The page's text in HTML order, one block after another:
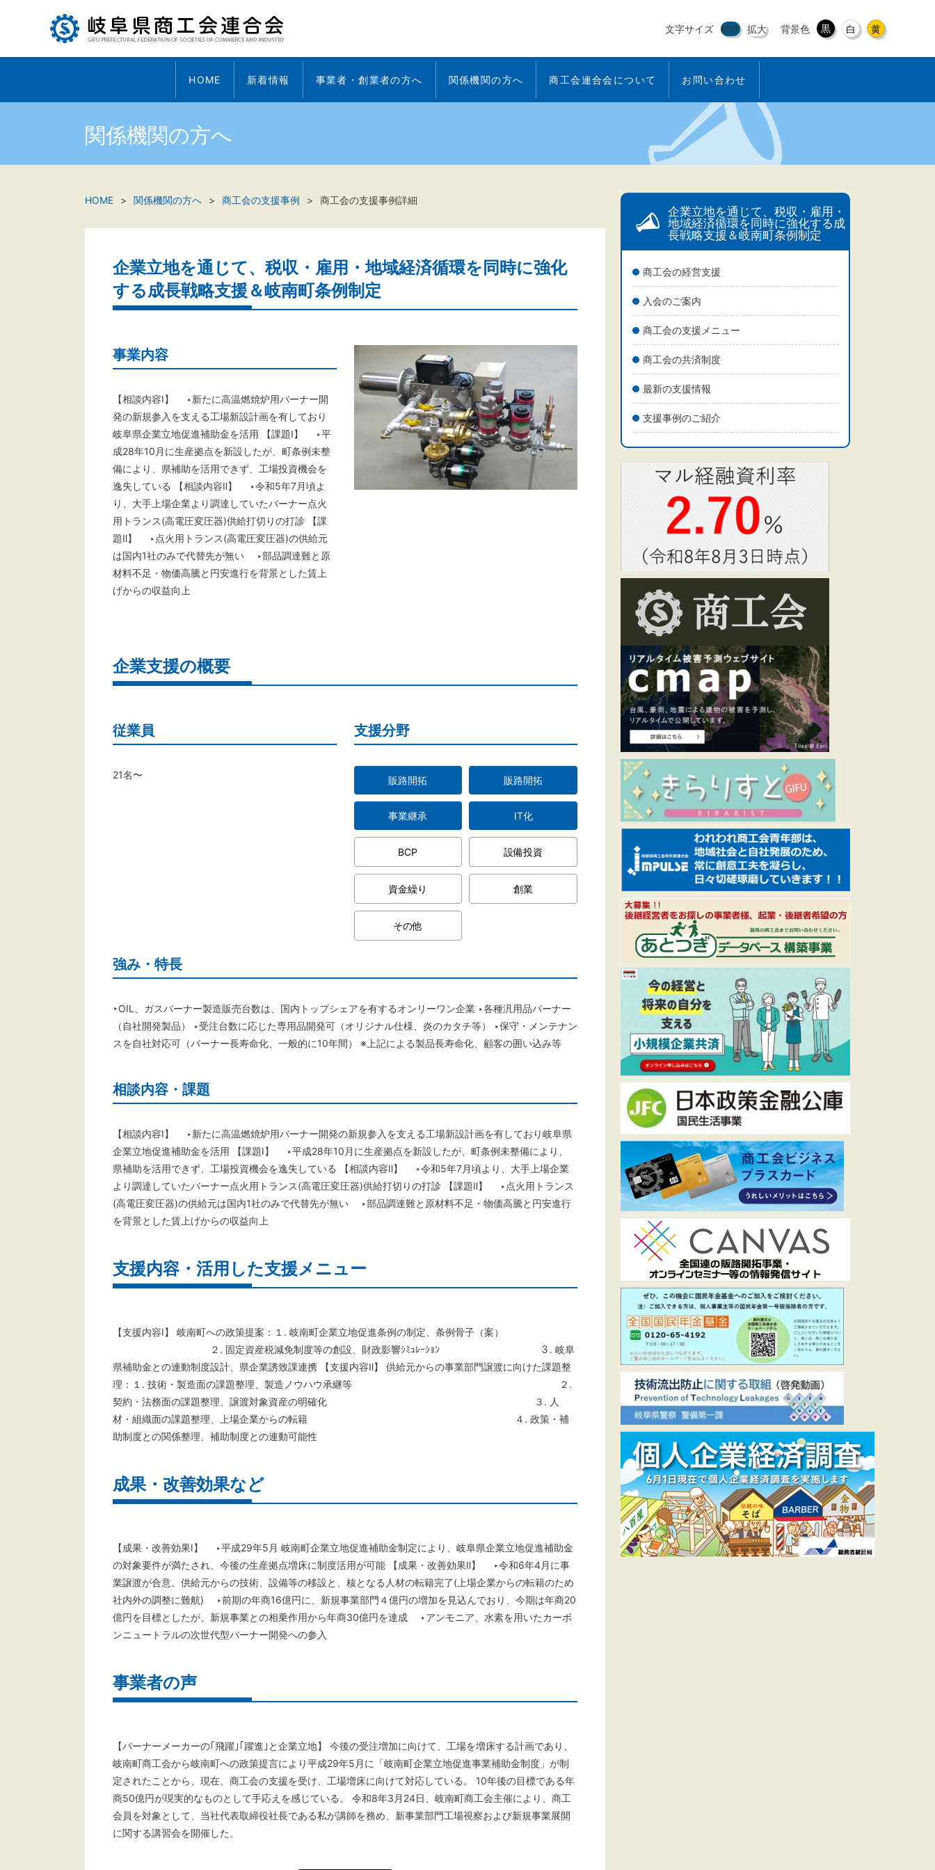
文字サイズ 標準 拡大 背景色 黒 白 黄
HOME 新着情報 事業者・創業者の方へ 関係機関の方へ 商工会連合会について お問い合わせ
関係機関の方へ
企業立地を通じて、税収・雇用・
地域経済循環を同時に強化する成
長戦略支援＆岐南町条例制定
商工会の経営支援
入会のご案内
商工会の支援メニュー
商工会の共済制度
最新の支援情報
支援事例のご紹介
HOME 関係機関の方へ 商工会の支援事例 商工会の支援事例詳細
企業立地を通じて、税収・雇用・地域経済循環を同時に強化
する成長戦略支援＆岐南町条例制定
事業内容
【相談内容Ⅰ】 ‣新たに高温燃焼炉用バーナー開
発の新規参入を支える工場新設計画を有しており
岐阜県企業立地促進補助金を活用 【課題Ⅰ】 ‣平
成28年10月に生産拠点を新設したが、町条例未整
備により、県補助を活用できず、工場投資機会を
逸失している 【相談内容Ⅱ】 ‣令和5年7月頃よ
り、大手上場企業より調達していたバーナー点火
用トランス(高電圧変圧器)供給打切りの打診 【課
題Ⅱ】 ‣点火用トランス(高電圧変圧器)の供給元
は国内1社のみで代替先が無い ‣部品調達難と原
材料不足・物価高騰と円安進行を背景とした賃上
げからの収益向上
企業支援の概要
従業員
21名〜
支援分野
販路開拓 販路開拓
事業継承 IT化
BCP 設備投資
資金繰り 創業
その他
強み・特長
‣OIL、ガスバーナー製造販売台数は、国内トップシェアを有するオンリーワン企業 ‣各種汎用品バーナー
（自社開発製品） ‣受注台数に応じた専用品開発可（オリジナル仕様、炎のカタチ等） ‣保守・メンテナン
スを自社対応可（バーナー長寿命化、一般的に10年間） ※上記による製品長寿命化、顧客の囲い込み等
相談内容・課題
【相談内容Ⅰ】 ‣新たに高温燃焼炉用バーナー開発の新規参入を支える工場新設計画を有しており岐阜県
企業立地促進補助金を活用 【課題Ⅰ】 ‣平成28年10月に生産拠点を新設したが、町条例未整備により、
県補助を活用できず、工場投資機会を逸失している 【相談内容Ⅱ】 ‣令和5年7月頃より、大手上場企業
より調達していたバーナー点火用トランス(高電圧変圧器)供給打切りの打診 【課題Ⅱ】 ‣点火用トランス
(高電圧変圧器)の供給元は国内1社のみで代替先が無い ‣部品調達難と原材料不足・物価高騰と円安進行
を背景とした賃上げからの収益向上
支援内容・活用した支援メニュー
【支援内容Ⅰ】 岐南町への政策提案：１. 岐南町企業立地促進条例の制定、条例骨子（案）
２. 固定資産税減免制度等の創設、財政影響ｼﾐｭﾚｰｼｮﾝ ３. 岐阜
県補助金との連動制度設計、県企業誘致課連携 【支援内容Ⅱ】 供給元からの事業部門譲渡に向けた課題整
理：１. 技術・製造面の課題整理、製造ノウハウ承継等 ２.
契約・法務面の課題整理、譲渡対象資産の明確化 ３. 人
材・組織面の課題整理、上場企業からの転籍 ４. 政策・補
助制度との関係整理、補助制度との連動可能性
成果・改善効果など
【成果・改善効果Ⅰ】 ‣平成29年5月 岐南町企業立地促進補助金制定により、岐阜県企業立地促進補助金
の対象要件が満たされ、今後の生産拠点増床に制度活用が可能 【成果・改善効果Ⅱ】 ‣令和6年4月に事
業譲渡が合意。供給元からの技術、設備等の移設と、核となる人材の転籍完了(上場企業からの転籍のため
社内外の調整に難航) ‣前期の年商16億円に、新規事業部門４億円の増加を見込んでおり、今期は年商20
億円を目標としたが、新規事業との相乗作用から年商30億円を達成 ‣アンモニア、水素を用いたカーボ
ンニュートラルの次世代型バーナー開発への参入
事業者の声
【バーナーメーカーの｢飛躍｣｢躍進｣と企業立地】 今後の受注増加に向けて、工場を増床する計画であり、
岐南町商工会から岐南町への政策提言により平成29年5月に「岐南町企業立地促進事業補助金制度」が制
定されたことから、現在、商工会の支援を受け、工場増床に向けて対応している。 10年後の目標である年
商50億円が現実的なものとして手応えを感じている。 令和8年3月24日、岐南町商工会主催により、商工
会員を対象として、当社代表取締役社長である私が講師を務め、新事業部門工場視察および新規事業展開
に関する講習会を開催した。